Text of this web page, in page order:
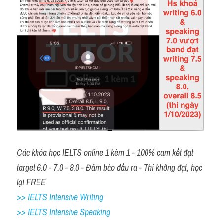
Các khóa học IELTS online 1 kèm 1 - 100% cam kết đạt
target 6.0 - 7.0 - 8.0 - Đảm bảo đầu ra - Thi không đạt, học
lại FREE
>> IELTS Intensive Writing
>> IELTS Intensive Speaking